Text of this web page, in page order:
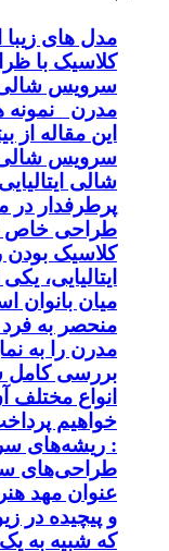
مدل های زیبا
کلاسیک با
سرویس شالی
مدرن نمونه
این مقاله از
سرویس شالی
شالی
پرطرفدار در
طراحی خاص و
کلاسیک بودن
ایتالیایی،
میان
منحصر به فرد
مدرن را به
بررسی کامل
انواع مختلف
خواهیم
: ریشه‌های
طراحی‌های
عنوان مهد
و پیچیده در
که شبیه به